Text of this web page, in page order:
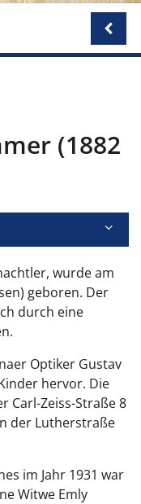
(1882
wurde am
geboren. Der
durch eine
Optiker Gustav
hervor. Die
Carl-Zeiss-Straße 8
der Lutherstraße
im Jahr 1931 war
Witwe Emly